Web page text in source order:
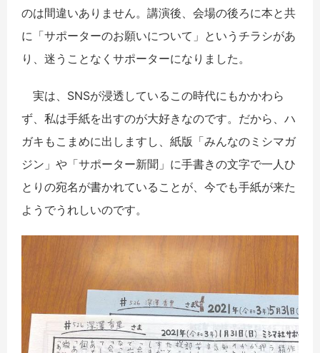
のは間違いありません。講演後、会場の後ろに本と共
に「サポーターのお願いについて」というチラシがあ
り、迷うことなくサポーターになりました。
実は、SNSが浸透しているこの時代にもかかわら
ず、私は手紙を出すのが大好きなのです。だから、ハ
ガキもこまめに出しますし、紙版「みんなのミシマガ
ジン」や「サポーター新聞」に手書きの文字で一人ひ
とりの宛名が書かれていることが、今でも手紙が来た
ようでうれしいのです。